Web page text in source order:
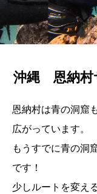
沖縄 恩納村
恩納村は青の洞窟
広がっています。
もうすでに青の洞
です！
少しルートを変え